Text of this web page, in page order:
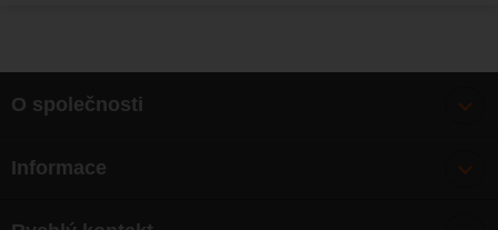
O společnosti
O nás
Informace